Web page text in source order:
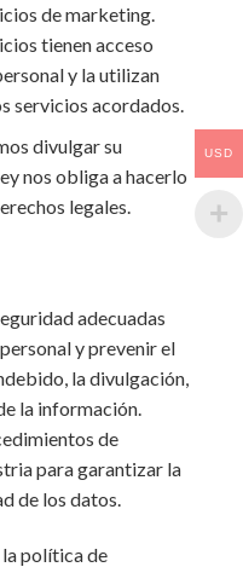
de marketing.
tienen acceso
y la utilizan
servicios acordados.
divulgar su
nos obliga a hacerlo
legales.
adecuadas
y prevenir el
la divulgación,
la información.
de
para garantizar la
de los datos.
política de
USD